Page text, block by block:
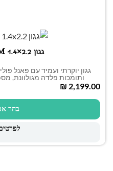
גגון AMSTERDAM 1.4×2.2
גגון יוקרתי ועמיד עם פאנל
ותומכות פלדה מגולוונת,
₪
בחר